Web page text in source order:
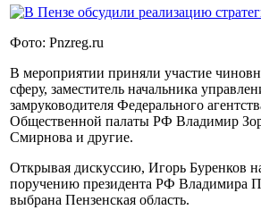
Фото: Pnzreg.ru
В мероприятии приняли участие
сферу, заместитель начальника
замруководителя Федерального
Общественной палаты РФ Владимир
Смирнова и другие.
Открывая дискуссию, Игорь Буренков
поручению президента РФ Владимира
выбрана Пензенская область.